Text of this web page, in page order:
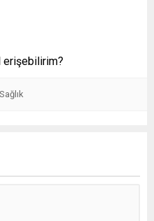
erişebilirim?
Sağlık